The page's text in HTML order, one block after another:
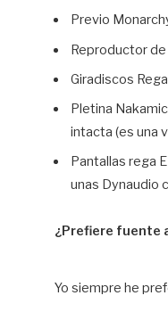
Previo
Reproductor de
Giradiscos
Pletina
intacta (es una
Pantallas rega
unas Dynaudio
¿Prefiere fuente
Yo siempre he